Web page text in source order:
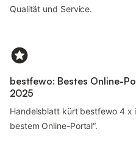
Qualität und Service.
bestfewo: Bestes Online-
2025
Handelsblatt kürt bestfewo 4 x
bestem Online-Portal“.